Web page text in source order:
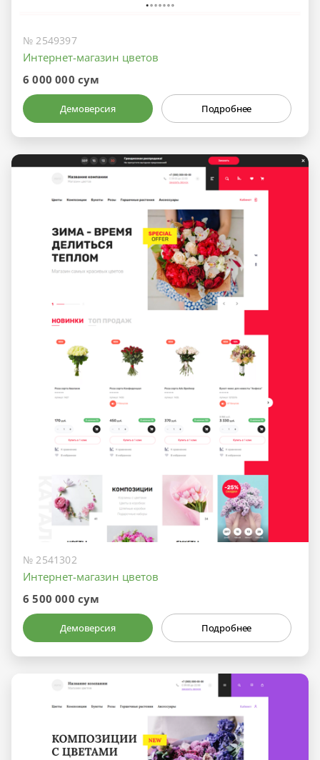
№ 2549397
Интернет-магазин цветов
6 000 000 сум
Демоверсия Подробнее
№ 2541302
Интернет-магазин цветов
6 500 000 сум
Демоверсия Подробнее